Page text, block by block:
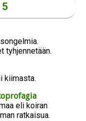
tyhjennetään.
kiimasta.
eli koiran
ratkaisua.